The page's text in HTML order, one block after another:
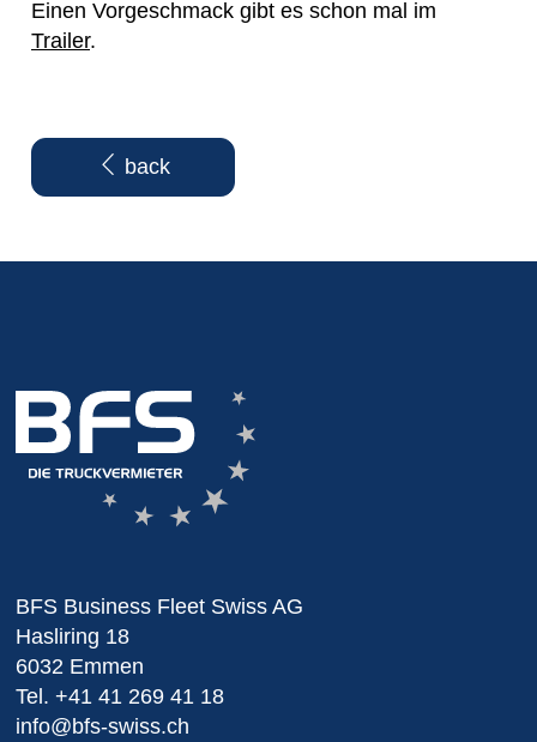
Einen Vorgeschmack gibt es schon mal im
Trailer.
back
BFS Business Fleet Swiss AG
Hasliring 18
6032 Emmen
Tel. +41 41 269 41 18
info@bfs-swiss.ch